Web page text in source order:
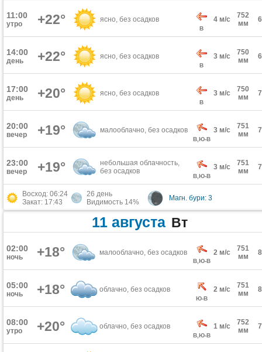
11:00
утро +22° ясно, без осадков
В
4 м/с
752
мм
14:00
день +22° ясно, без осадков
В
3 м/с
750
мм
17:00
день +20° ясно, без осадков
В
3 м/с
750
мм
20:00
вечер +19° малооблачно, без осадков
В,Ю-В
3 м/с
751
мм
23:00
вечер +19°
небольшая облачность,
без осадков
В,Ю-В
3 м/с
751
мм
Восход: 06:24
Закат: 17:43
26 день
Видимость 14%
Магн. бури: 3
11 августа Вт
02:00
ночь +18° малооблачно, без осадков
В,Ю-В
2 м/с
751
мм
05:00
ночь +18° облачно, без осадков
Ю-В
2 м/с
751
мм
08:00
утро +20° облачно, без осадков
В,Ю-В
1 м/с
752
мм